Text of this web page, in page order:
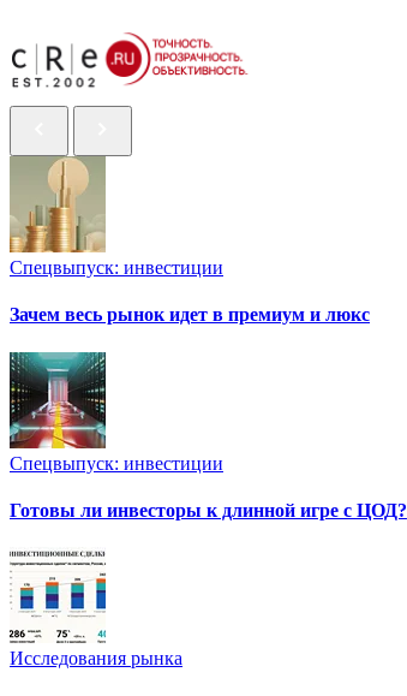
Спецвыпуск: инвестиции
Зачем весь рынок идет в премиум и люкс
Спецвыпуск: инвестиции
Готовы ли инвесторы к длинной игре с ЦОД?
Исследования рынка